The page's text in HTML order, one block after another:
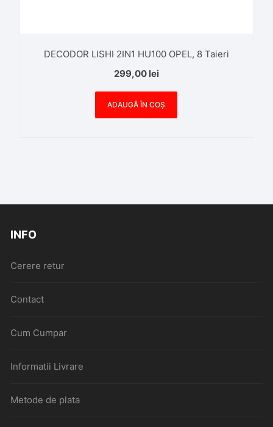
DECODOR LISHI 2IN1 HU100 OPEL, 8 Taieri
299,00 lei
ADAUGĂ ÎN COȘ
INFO
Cerere retur
Contact
Cum Cumpar
Informatii Livrare
Metode de plata